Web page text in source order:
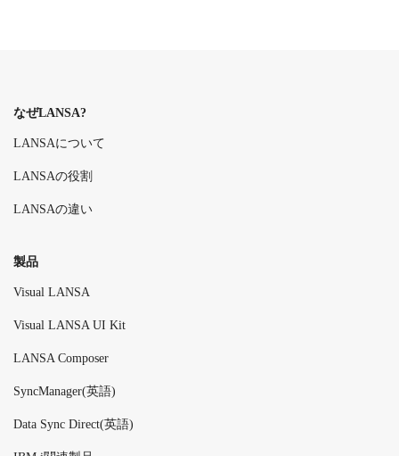
なぜLANSA?
LANSAについて
LANSAの役割
LANSAの違い
製品
Visual LANSA
Visual LANSA UI Kit
LANSA Composer
SyncManager(英語)
Data Sync Direct(英語)